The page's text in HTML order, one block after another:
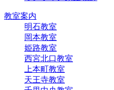
教室案内
明石教室
岡本教室
姫路教室
西宮北口教室
上本町教室
天王寺教室